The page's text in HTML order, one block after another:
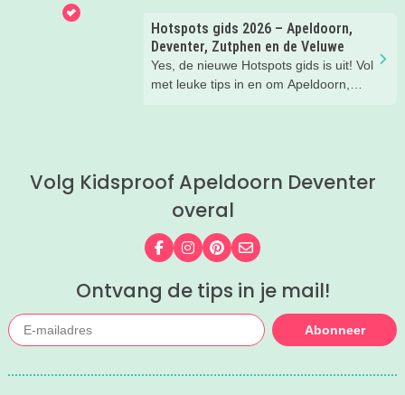
Hotspots gids 2026 – Apeldoorn,
Deventer, Zutphen en de Veluwe
Yes, de nieuwe Hotspots gids is uit! Vol
met leuke tips in en om Apeldoorn,
Volg Kidsproof Apeldoorn Deventer
overal
Volg ons op Facebook
Volg ons op Instagram
Volg ons op Pinterest
Mail ons
Ontvang de tips in je mail!
Abonneer